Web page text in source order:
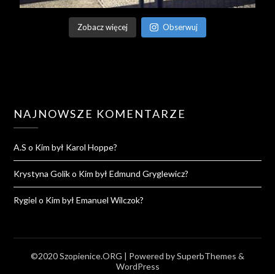
Zobacz więcej Obserwuj
NAJNOWSZE KOMENTARZE
A.S o Kim był Karol Hoppe?
Krystyna Goliko Kim był Edmund Gryglewicz?
Rygiel o Kim był Emanuel Wilczok?
©2020 Szopienice.ORG | Powered bySuperbThemes &
WordPress